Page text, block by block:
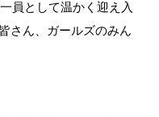
員として温かく迎え入
さん、ガールズのみん